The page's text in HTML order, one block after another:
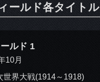
ールド各タイトル
ルド 1
10月
世界大戦(1914～1918)